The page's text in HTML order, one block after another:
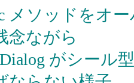
メソッドをオ
念ながら
がシール